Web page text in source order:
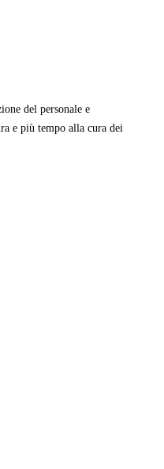
del personale e
e più tempo alla cura dei